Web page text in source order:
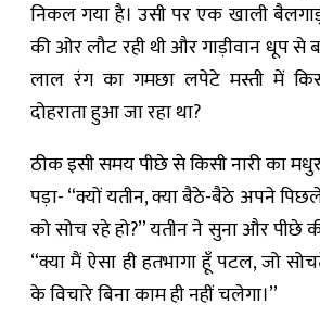
निकल गया है। उसी पर एक खाली
की ओर लौट रही थी और गाड़ीवान धूप से
लाल रंग का गमछा लपेटे मस्ती में
दोहराता हुआ जा रहा था?
ठीक इसी समय पीछे से किसी नारी का
पड़ा- “क्यों यतीन, क्या बैठे-बैठे अपने
को सोच रहे हो?” यतीन ने सुना और
“क्या मैं ऐसा ही हतभागा हूँ पटल, जो
के विचारे बिना काम ही नहीं चलेगा।”